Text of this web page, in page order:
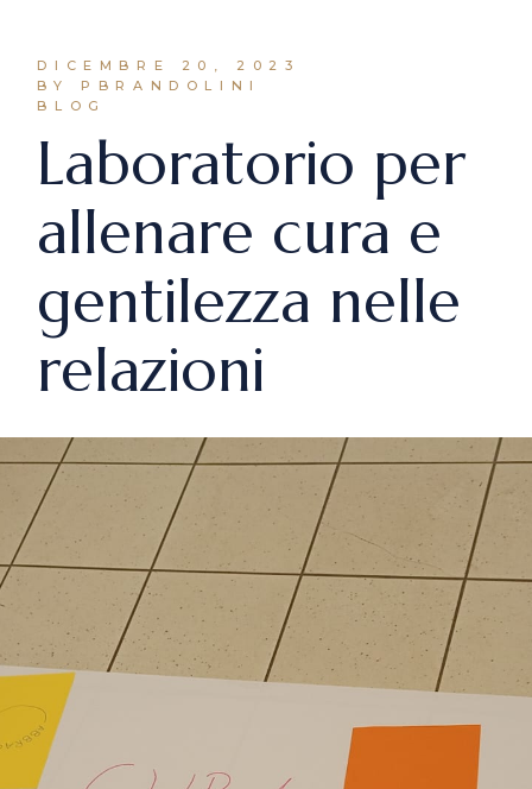
DICEMBRE 20, 2023
BY PBRANDOLINI
BLOG
Laboratorio per
allenare cura e
gentilezza nelle
relazioni